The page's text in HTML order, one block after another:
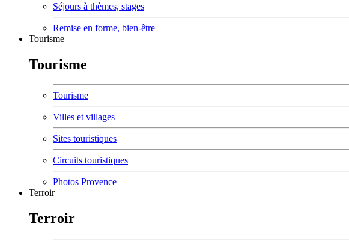
Séjours à thèmes, stages
Remise en forme, bien-être
Tourisme
Tourisme
Tourisme
Villes et villages
Sites touristiques
Circuits touristiques
Photos Provence
Terroir
Terroir